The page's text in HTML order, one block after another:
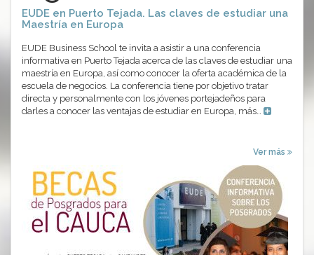
EUDE en Puerto Tejada. Las claves de estudiar una
Maestría en Europa
EUDE Business School te invita a asistir a una conferencia
informativa en Puerto Tejada acerca de las claves de estudiar una
maestría en Europa, así como conocer la oferta académica de la
escuela de negocios. La conferencia tiene por objetivo tratar
directa y personalmente con los jóvenes portejadeños para
darles a conocer las ventajas de estudiar en Europa, más…
Ver más